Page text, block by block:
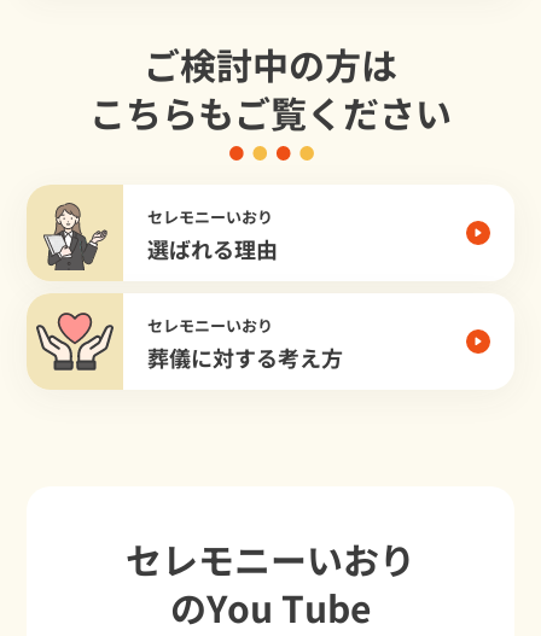
ご検討中の方は
こちらもご覧ください
セレモニーいおり
選ばれる理由
セレモニーいおり
葬儀に対する考え方
セレモニーいおり
のYou Tube